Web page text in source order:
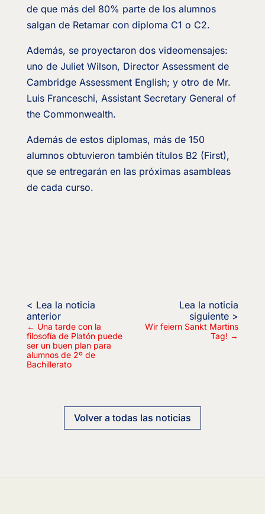
de que más del 80% parte de los alumnos
salgan de Retamar con diploma C1 o C2.
Además, se proyectaron dos videomensajes:
uno de Juliet Wilson, Director Assessment de
Cambridge Assessment English; y otro de Mr.
Luis Franceschi, Assistant Secretary General of
the Commonwealth.
Además de estos diplomas, más de 150
alumnos obtuvieron también títulos B2 (First),
que se entregarán en las próximas asambleas
de cada curso.
← Una tarde con la
filosofía de Platón puede
ser un buen plan para
alumnos de 2º de
Bachillerato
Wir feiern Sankt Martins
Tag! →
Volver a todas las noticias